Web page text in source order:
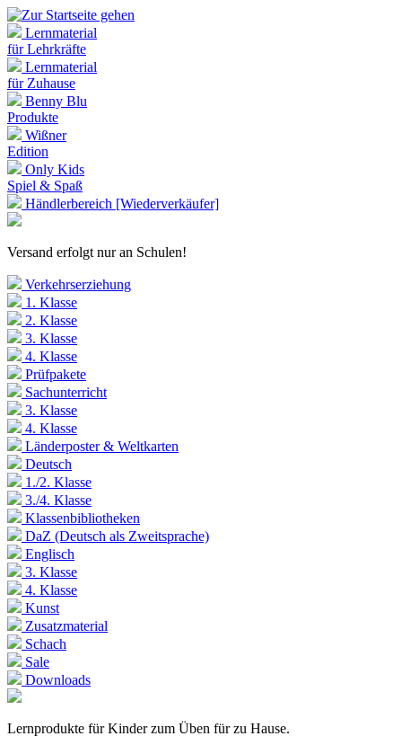
Lernmaterial
für Lehrkräfte
Lernmaterial
für Zuhause
Benny Blu
Produkte
Wißner
Edition
Only Kids
Spiel & Spaß
Händlerbereich [Wiederverkäufer]
Versand erfolgt nur an Schulen!
Verkehrserziehung
1. Klasse
2. Klasse
3. Klasse
4. Klasse
Prüfpakete
Sachunterricht
3. Klasse
4. Klasse
Länderposter & Weltkarten
Deutsch
1./2. Klasse
3./4. Klasse
Klassenbibliotheken
DaZ (Deutsch als Zweitsprache)
Englisch
3. Klasse
4. Klasse
Kunst
Zusatzmaterial
Schach
Sale
Downloads
Lernprodukte für Kinder zum Üben für zu Hause.